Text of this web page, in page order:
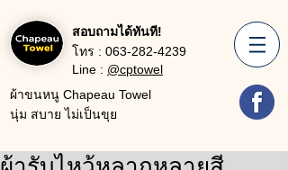
สอบถามได้ทันที!
โทร : 063-282-4239
Line : @cptowel
ผ้าขนหนู Chapeau Towel
นุ่ม สบาย ไม่เป็นขุย